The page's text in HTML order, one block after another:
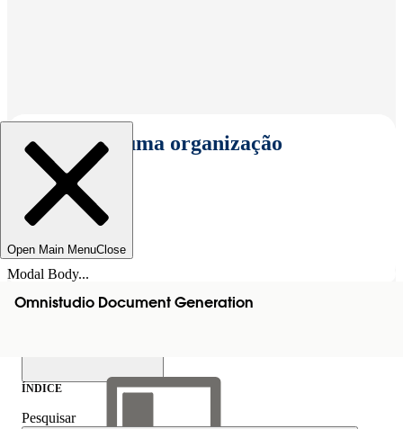
Selecionar uma organização
Open Main MenuClose
Modal Body...
Omnistudio Document Generation
ÍNDICE
Pesquisar